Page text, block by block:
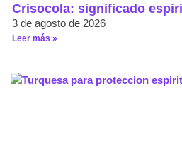
Crisocola: significado
3 de agosto de 2026
Leer más »